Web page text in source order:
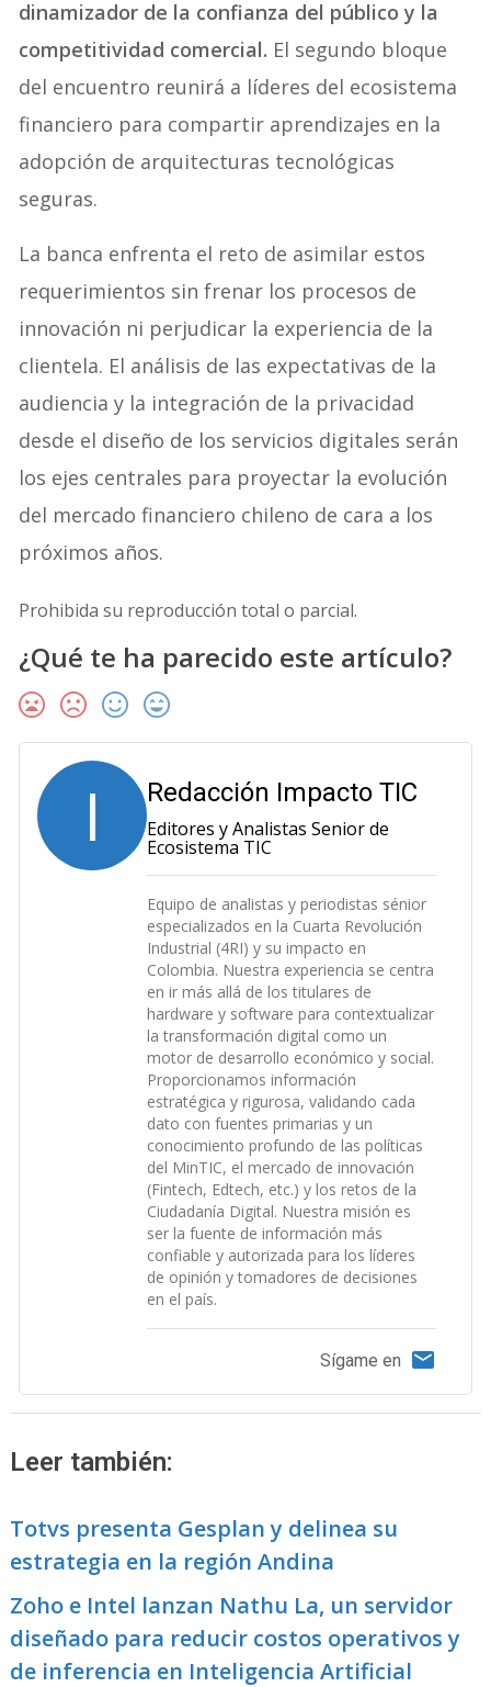
dinamizador de la confianza del público y la
competitividad comercial. El segundo bloque
del encuentro reunirá a líderes del ecosistema
financiero para compartir aprendizajes en la
adopción de arquitecturas tecnológicas
seguras.
La banca enfrenta el reto de asimilar estos
requerimientos sin frenar los procesos de
innovación ni perjudicar la experiencia de la
clientela. El análisis de las expectativas de la
audiencia y la integración de la privacidad
desde el diseño de los servicios digitales serán
los ejes centrales para proyectar la evolución
del mercado financiero chileno de cara a los
próximos años.
Prohibida su reproducción total o parcial.
¿Qué te ha parecido este artículo?
I Redacción Impacto TIC
Editores y Analistas Senior de
Ecosistema TIC
Equipo de analistas y periodistas sénior
especializados en la Cuarta Revolución
Industrial (4RI) y su impacto en
Colombia. Nuestra experiencia se centra
en ir más allá de los titulares de
hardware y software para contextualizar
la transformación digital como un
motor de desarrollo económico y social.
Proporcionamos información
estratégica y rigurosa, validando cada
dato con fuentes primarias y un
conocimiento profundo de las políticas
del MinTIC, el mercado de innovación
(Fintech, Edtech, etc.) y los retos de la
Ciudadanía Digital. Nuestra misión es
ser la fuente de información más
confiable y autorizada para los líderes
de opinión y tomadores de decisiones
en el país.
Sígame en
Leer también:
Totvs presenta Gesplan y delinea su
estrategia en la región Andina
Zoho e Intel lanzan Nathu La, un servidor
diseñado para reducir costos operativos y
de inferencia en Inteligencia Artificial